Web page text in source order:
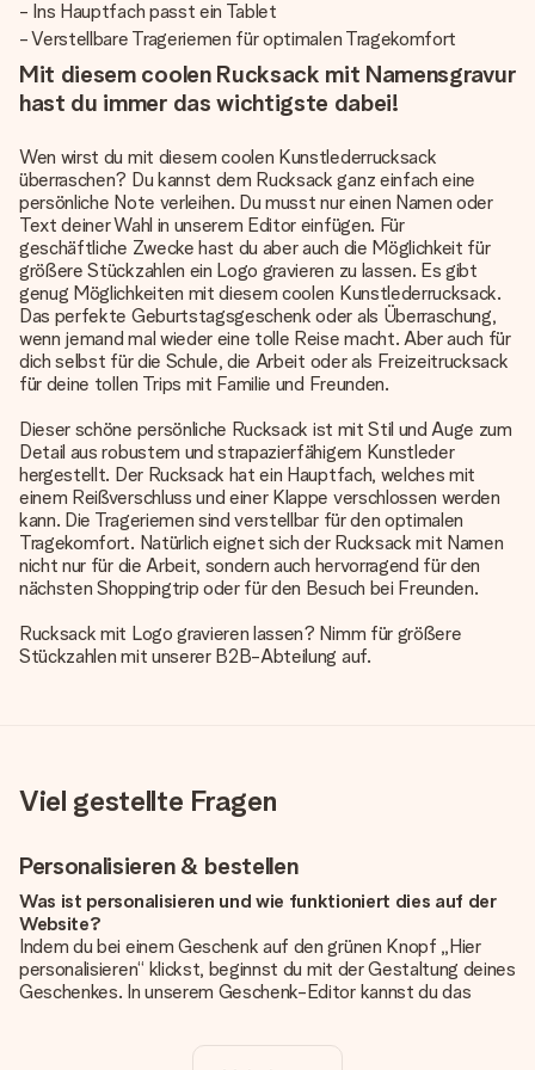
- Ins Hauptfach passt ein Tablet
- Verstellbare Trageriemen für optimalen Tragekomfort
Mit diesem coolen Rucksack mit Namensgravur
hast du immer das wichtigste dabei!
Wen wirst du mit diesem coolen Kunstlederrucksack
überraschen? Du kannst dem Rucksack ganz einfach eine
persönliche Note verleihen. Du musst nur einen Namen oder
Text deiner Wahl in unserem Editor einfügen. Für
geschäftliche Zwecke hast du aber auch die Möglichkeit für
größere Stückzahlen ein Logo gravieren zu lassen. Es gibt
genug Möglichkeiten mit diesem coolen Kunstlederrucksack.
Das perfekte Geburtstagsgeschenk oder als Überraschung,
wenn jemand mal wieder eine tolle Reise macht. Aber auch für
dich selbst für die Schule, die Arbeit oder als Freizeitrucksack
für deine tollen Trips mit Familie und Freunden.
Dieser schöne persönliche Rucksack ist mit Stil und Auge zum
Detail aus robustem und strapazierfähigem Kunstleder
hergestellt. Der Rucksack hat ein Hauptfach, welches mit
einem Reißverschluss und einer Klappe verschlossen werden
kann. Die Trageriemen sind verstellbar für den optimalen
Tragekomfort. Natürlich eignet sich der Rucksack mit Namen
nicht nur für die Arbeit, sondern auch hervorragend für den
nächsten Shoppingtrip oder für den Besuch bei Freunden.
Rucksack mit Logo gravieren lassen? Nimm für größere
Stückzahlen mit unserer B2B-Abteilung auf.
Viel gestellte Fragen
Personalisieren & bestellen
Was ist personalisieren und wie funktioniert dies auf der
Website?
Indem du bei einem Geschenk auf den grünen Knopf „Hier
personalisieren“ klickst, beginnst du mit der Gestaltung deines
Geschenkes. In unserem Geschenk-Editor kannst du das
noch eines unserer angebotenen Designs, um deinem